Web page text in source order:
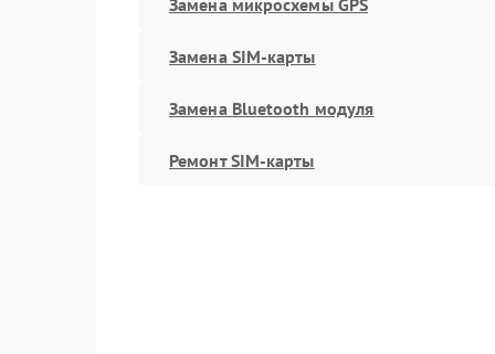
Замена SIM-карты
Замена Bluetooth модуля
Ремонт SIM-карты